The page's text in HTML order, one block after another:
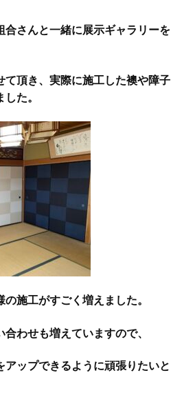
合さんと一緒に展示ギャラリーを
て頂き、実際に施工した襖や障子
た。
施工がすごく増えました。
わせも増えていますので、
ップできるように頑張りたいと